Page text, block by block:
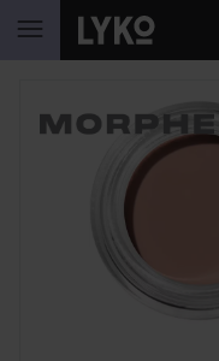
SIIRTYÄ JHK
OHITA OSIO